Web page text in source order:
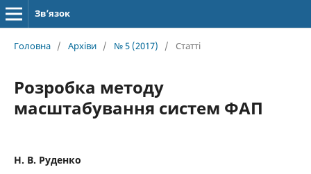
Зв’язок
Головна / Архіви / № 5 (2017) / Статті
Розробка методу
масштабування систем ФАП
Н. В. Руденко